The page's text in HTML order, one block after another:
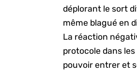
déplorant le sort
même blagué en
La réaction
protocole dans les
pouvoir entrer et